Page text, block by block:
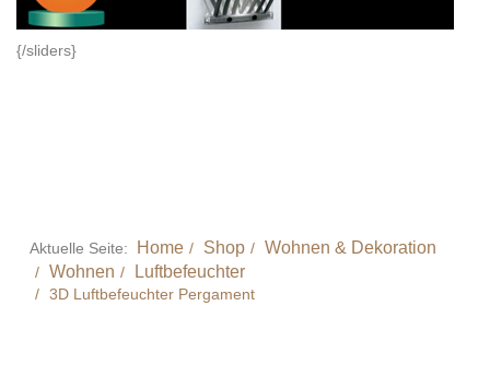
{/sliders}
Aktuelle Seite: Home Shop
Wohnen & Dekoration
Wohnen
Luftbefeuchter
3D Luftbefeuchter Pergament